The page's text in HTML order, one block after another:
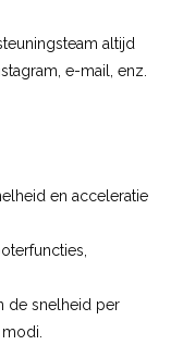
altijd
e-mail, enz.
en acceleratie
de snelheid per